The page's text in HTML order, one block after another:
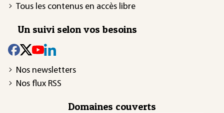
Tous les contenus en accès libre
Un suivi selon vos besoins
Nos newsletters
Nos flux RSS
Domaines couverts